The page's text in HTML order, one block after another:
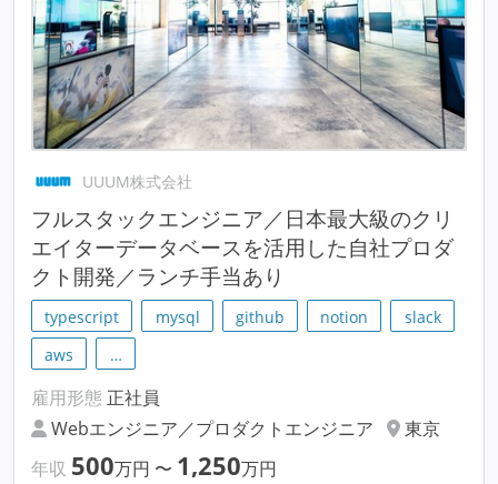
UUUM株式会社
フルスタックエンジニア／日本最大級のクリ
エイターデータベースを活用した自社プロダ
クト開発／ランチ手当あり
typescript mysql github notion
slack
aws
…
雇用形態 正社員
Webエンジニア／プロダクトエンジニア
東京
年収 500万円 〜 1,250万円